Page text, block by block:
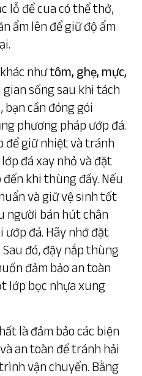
lỗ để cua có thể thở,
ẩm lên để giữ độ ẩm
nhưtôm, ghẹ, mực,
gian sống sau khi tách
cần đóng gói
phương pháp ướp đá.
để giữ nhiệt và tránh
đá xay nhỏ và đặt
khi thùng đầy. Nếu
và giữ vệ sinh tốt
người bán hút chân
ướp đá. Hãy nhớ đặt
đó, đậy nắp thùng
đảm bảo an toàn
lớp bọc nhựa xung
là đảm bảo các biện
an toàn để tránh hải
vận chuyển. Bằng